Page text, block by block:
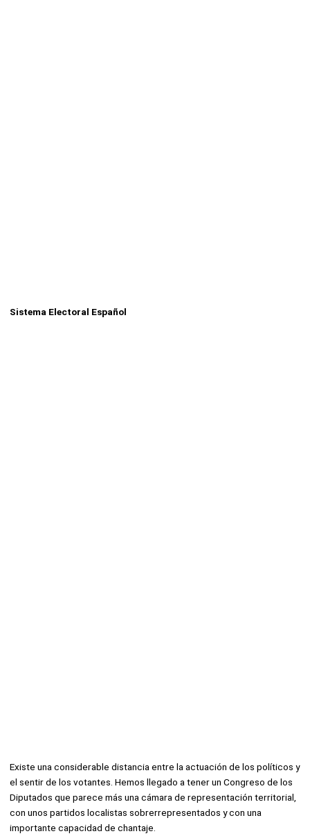
Sistema Electoral Español
Existe una considerable distancia entre la actuación de los políticos y
el sentir de los votantes. Hemos llegado a tener un Congreso de los
Diputados que parece más una cámara de representación territorial,
con unos partidos localistas sobrerrepresentados y con una
importante capacidad de chantaje.